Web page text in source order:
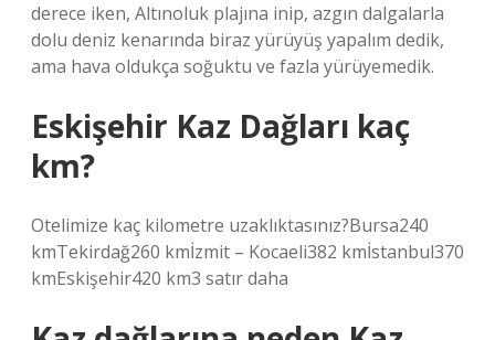
derece iken, Altınoluk plajına inip, azgın dalgalarla
dolu deniz kenarında biraz yürüyüş yapalım dedik,
ama hava oldukça soğuktu ve fazla yürüyemedik.
Eskişehir Kaz Dağları kaç
km?
Otelimize kaç kilometre uzaklıktasınız?Bursa240
kmTekirdağ260 kmİzmit – Kocaeli382 kmİstanbul370
kmEskişehir420 km3 satır daha